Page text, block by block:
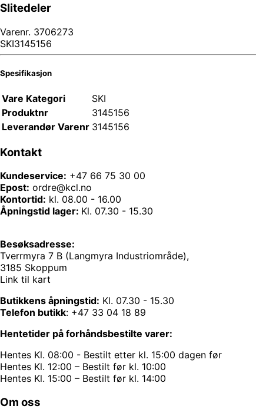
Slitedeler
Varenr. 3706273
SKI3145156
Spesifikasjon
Vare Kategori
SKI
Produktnr
3145156
Leverandør Varenr 3145156
Kontakt
Kundeservice: +47 66 75 30 00
Epost: ordre@kcl.no
Kontortid: kl. 08.00 - 16.00
Åpningstid lager: Kl. 07.30 - 15.30
Besøksadresse:
Tverrmyra 7 B (Langmyra Industriområde),
3185 Skoppum
Link til kart
Butikkens åpningstid: Kl. 07.30 - 15.30
Telefon butikk: +47 33 04 18 89
Hentetider på forhåndsbestilte varer:
Hentes Kl. 08:00 - Bestilt etter kl. 15:00 dagen før
Hentes Kl. 12:00 – Bestilt før kl. 10:00
Hentes Kl. 15:00 – Bestilt før kl. 14:00
Om oss